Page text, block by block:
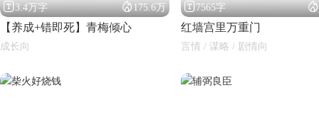
3.4万字 175.6万
【养成+错即死】青梅倾心
成长向
7565字 
红墙宫里万重门
言情 / 谋略 / 剧情向